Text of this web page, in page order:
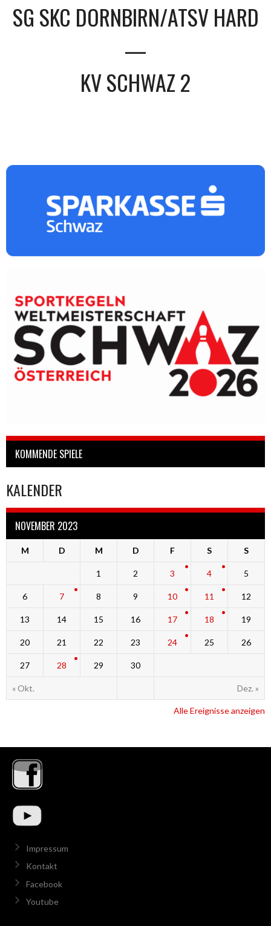
SG SKC DORNBIRN/ATSV HARD
—
KV SCHWAZ 2
KOMMENDE SPIELE
KALENDER
NOVEMBER 2023
M D M D F S S
« Okt. Dez. »
1 2 3 4 5
6 7 8 9 10 11 12
13 14 15 16 17 18 19
20 21 22 23 24 25 26
27 28 29 30
Alle Ereignisse anzeigen
Impressum
Kontakt
Facebook
Youtube